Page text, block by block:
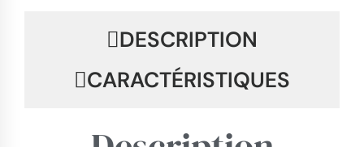
DESCRIPTION
CARACTÉRISTIQUES